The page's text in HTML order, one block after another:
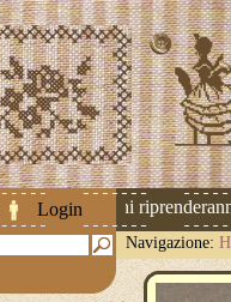
Login
Le spedizioni riprenderanno
Navigazione: